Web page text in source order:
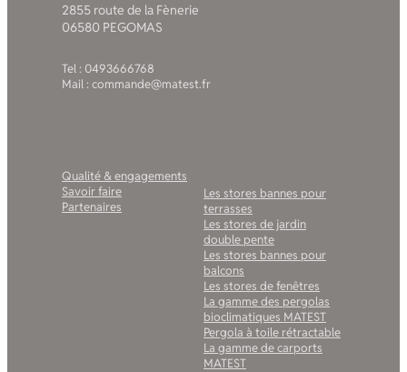
2855 route de la Fènerie
06580 PEGOMAS
Tel : 0493666768
Mail : commande@matest.fr
Qualité & engagements
Savoir faire
Partenaires
Les stores bannes pour
terrasses
Les stores de jardin
double pente
Les stores bannes pour
balcons
Les stores de fenêtres
La gamme des pergolas
bioclimatiques MATEST
Pergola à toile rétractable
La gamme de carports
MATEST